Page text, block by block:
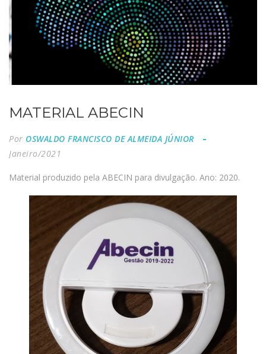
MATERIAL ABECIN
Por OSWALDO FRANCISCO DE ALMEIDA JÚNIOR
Janeiro/2021
Material produzido pela ABECIN para divulgação. Ano: 2020.